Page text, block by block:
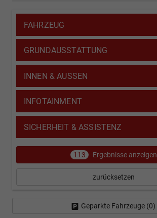
FAHRZEUG
GRUNDAUSSTATTUNG
INNEN & AUSSEN
INFOTAINMENT
SICHERHEIT & ASSISTENZ
113 Ergebnisse anzeigen
zurücksetzen
Geparkte Fahrzeuge (0)